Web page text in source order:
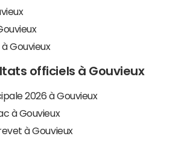
Gouvieux
officiels à Gouvieux
2026 à Gouvieux
à Gouvieux
à Gouvieux